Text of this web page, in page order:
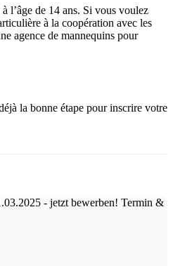
l’âge de 14 ans. Si vous voulez
à la coopération avec les
agence de mannequins pour
la bonne étape pour inscrire votre